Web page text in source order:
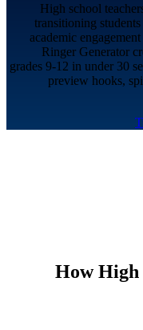
High school
transitioning
academic
Ringer Generator
grades 9-12 in under 30
preview hooks,
HowHigh